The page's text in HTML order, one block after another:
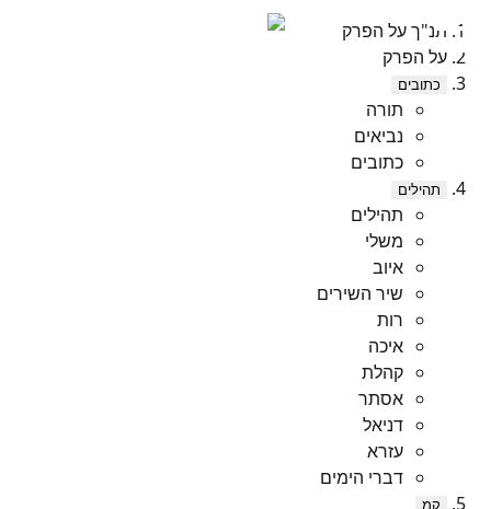
תנ"ך על הפרק
על הפרק
כתובים
תורה
נביאים
כתובים
תהילים
תהילים
משלי
איוב
שיר השירים
רות
איכה
קהלת
אסתר
דניאל
עזרא
דברי הימים
קמ